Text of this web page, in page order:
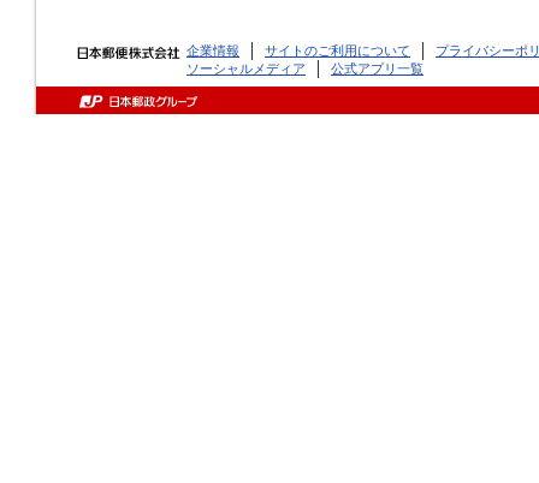
企業情報 サイトのご利用について
プライバシーポ
ソーシャルメディア
公式アプリ一覧